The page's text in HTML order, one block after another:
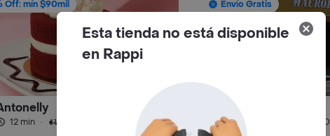
Off: mín $90mil
12 min ·
Envío Gratis
Macro Pan
$ 7000
Esta tienda no está disponible
en Rappi